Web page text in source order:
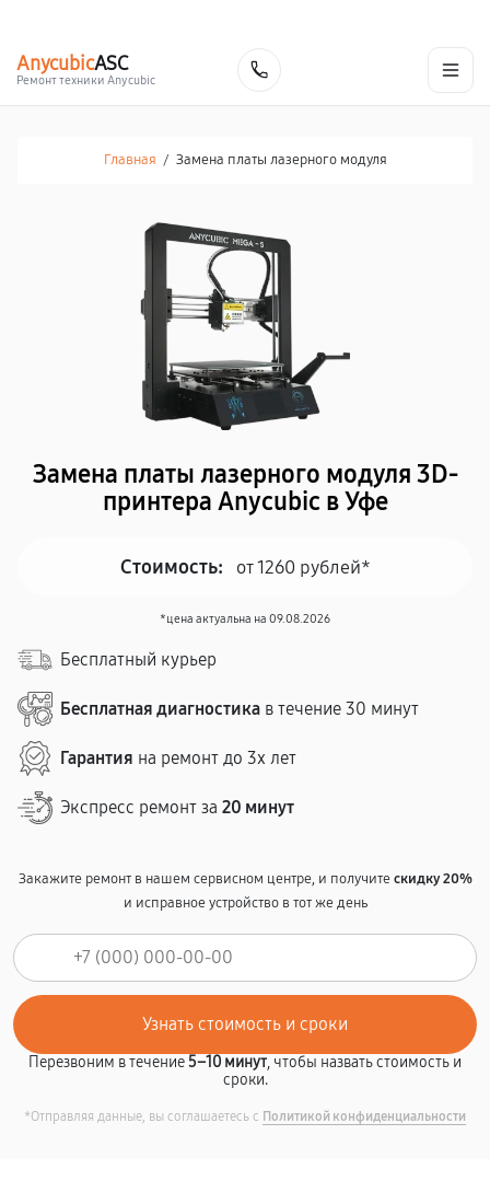
AnycubicASC
Ремонт техники Anycubic
Главная / Замена платы лазерного модуля
Замена платы лазерного модуля 3D-
принтера Anycubic в Уфе
Стоимость: от 1260 рублей*
*цена актуальна на 09.08.2026
Бесплатный курьер
Бесплатная диагностика в течение 30 минут
Гарантия на ремонт до 3х лет
Экспресс ремонт за 20 минут
Закажите ремонт в нашем сервисном центре, и получитескидку 20%
и исправное устройство в тот же день
Перезвоним в течение5–10 минут, чтобы назвать стоимость и
сроки.
*Отправляя данные, вы соглашаетесь с Политикой конфиденциальности